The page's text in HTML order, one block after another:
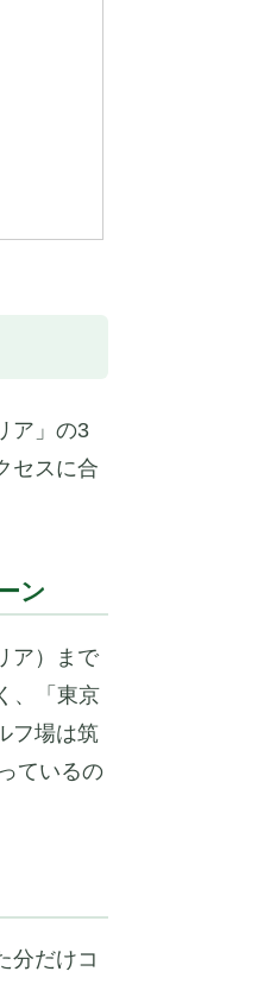
ア」の3
セスに合
ン
ア）まで
、「東京
フ場は筑
ているの
分だけコ